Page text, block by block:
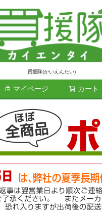
買援隊(かいえんたい)
マイページ カート
検索